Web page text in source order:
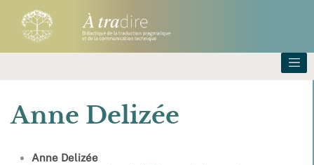
Anne Delizée
Anne Delizée